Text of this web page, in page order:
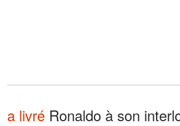
a livré Ronaldo à son